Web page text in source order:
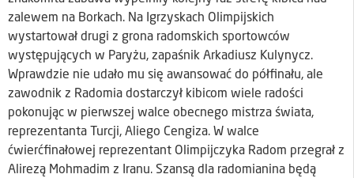
zalewem na Borkach. Na Igrzyskach Olimpijskich
wystartował drugi z grona radomskich sportowców
występujących w Paryżu, zapaśnik Arkadiusz Kulynycz.
Wprawdzie nie udało mu się awansować do półfinału, ale
zawodnik z Radomia dostarczył kibicom wiele radości
pokonując w pierwszej walce obecnego mistrza świata,
reprezentanta Turcji, Aliego Cengiza. W walce
ćwierćfinałowej reprezentant Olimpijczyka Radom przegrał z
Alirezą Mohmadim z Iranu. Szansą dla radomianina będą